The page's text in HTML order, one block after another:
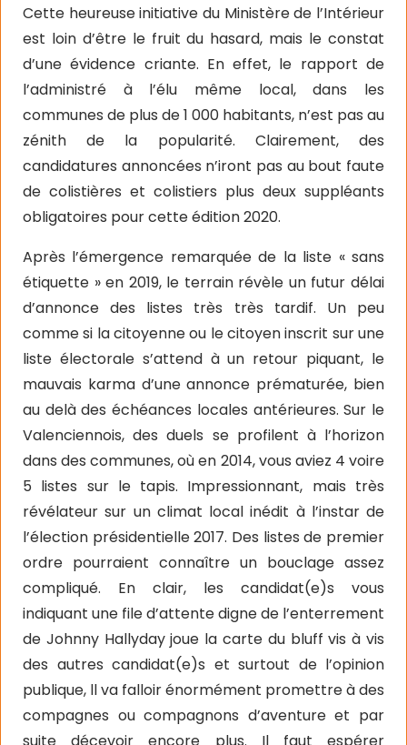
Cette heureuse initiative du Ministère de l’Intérieur
est loin d’être le fruit du hasard, mais le constat
d’une évidence criante. En effet, le rapport de
l’administré à l’élu même local, dans les
communes de plus de 1 000 habitants, n’est pas au
zénith de la popularité. Clairement, des
candidatures annoncées n’iront pas au bout faute
de colistières et colistiers plus deux suppléants
obligatoires pour cette édition 2020.
Après l’émergence remarquée de la liste « sans
étiquette » en 2019, le terrain révèle un futur délai
d’annonce des listes très très tardif. Un peu
comme si la citoyenne ou le citoyen inscrit sur une
liste électorale s’attend à un retour piquant, le
mauvais karma d’une annonce prématurée, bien
au delà des échéances locales antérieures. Sur le
Valenciennois, des duels se profilent à l’horizon
dans des communes, où en 2014, vous aviez 4 voire
5 listes sur le tapis. Impressionnant, mais très
révélateur sur un climat local inédit à l’instar de
l’élection présidentielle 2017. Des listes de premier
ordre pourraient connaître un bouclage assez
compliqué. En clair, les candidat(e)s vous
indiquant une file d’attente digne de l’enterrement
de Johnny Hallyday joue la carte du bluff vis à vis
des autres candidat(e)s et surtout de l’opinion
publique, ll va falloir énormément promettre à des
compagnes ou compagnons d’aventure et par